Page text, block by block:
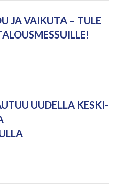
JA VAIKUTA – TULE
UUDELLA KESKI-